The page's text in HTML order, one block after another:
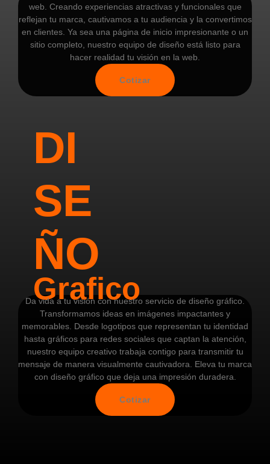
web. Creando experiencias atractivas y funcionales que
reflejan tu marca, cautivamos a tu audiencia y la convertimos
en clientes. Ya sea una página de inicio impresionante o un
sitio completo, nuestro equipo de diseño está listo para
hacer realidad tu visión en la web.
Cotizar
DI
SE
ÑO
Grafico
Da vida a tu visión con nuestro servicio de diseño gráfico.
Transformamos ideas en imágenes impactantes y
memorables. Desde logotipos que representan tu identidad
hasta gráficos para redes sociales que captan la atención,
nuestro equipo creativo trabaja contigo para transmitir tu
mensaje de manera visualmente cautivadora. Eleva tu marca
con diseño gráfico que deja una impresión duradera.
Cotizar